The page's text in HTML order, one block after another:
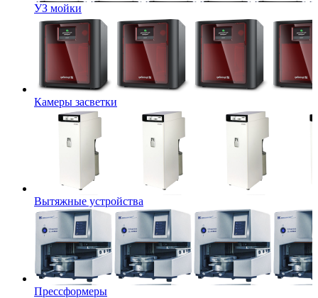
УЗ мойки
Камеры засветки
Вытяжные устройства
Прессформеры